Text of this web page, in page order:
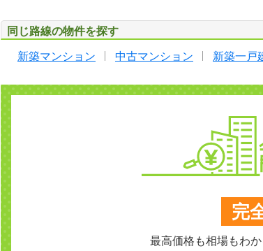
同じ路線の物件を探す
新築マンション 中古マンション 新築一戸
完
最高価格も相場もわ